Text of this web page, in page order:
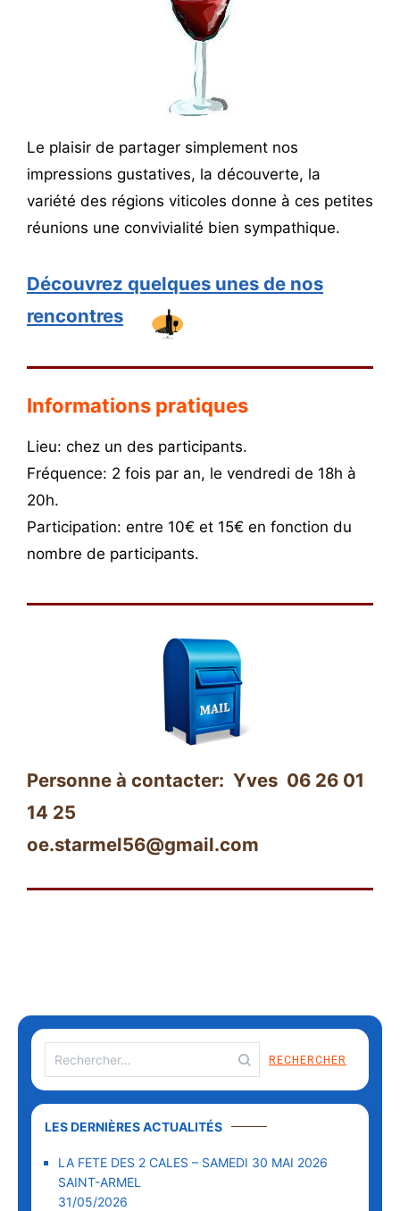
Le plaisir de partager simplement nos
impressions gustatives, la découverte, la
variété des régions viticoles donne à ces petites
réunions une convivialité bien sympathique.
Découvrez quelques unes de nos
rencontres
Informations pratiques
Lieu: chez un des participants.
Fréquence: 2 fois par an, le vendredi de 18h à
20h.
Participation: entre 10€ et 15€ en fonction du
nombre de participants.
Personne à contacter: Yves 06 26 01
14 25
oe.starmel56@gmail.com
LES DERNIÈRES ACTUALITÉS
LA FETE DES 2 CALES – SAMEDI 30 MAI 2026
SAINT-ARMEL
31/05/2026